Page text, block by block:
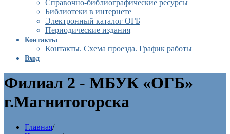
Справочно-библиографические ресурсы
Библиотеки в интернете
Электронный каталог ОГБ
Периодические издания
Контакты
Контакты. Схема проезда. График работы
Вход
Филиал 2 - МБУК «ОГБ»
г.Магнитогорска
Главная/